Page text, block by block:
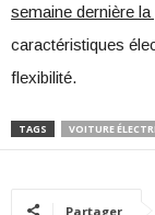
semaine dernière
caractéristiques
flexibilité.
TAGS VOITURE
Partager